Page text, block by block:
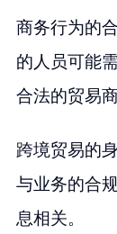
商务行为的
的人员可能
合法的贸易
跨境贸易的
与业务的合
息相关。